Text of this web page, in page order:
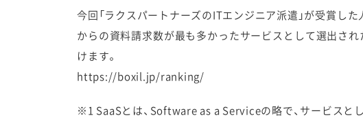
今回「ラクスパートナーズのITエンジニア派遣」が受賞し
からの資料請求数が最も多かったサービスとして選出され
けます。
https://boxil.jp/ranking/
※1 SaaSとは、Software as a Serviceの略で、サービスと